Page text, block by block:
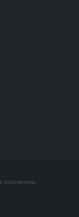
zastrzeżone.